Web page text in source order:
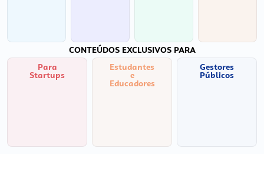
CONTEÚDOS EXCLUSIVOS PARA
Para
Startups
Estudantes
e
Educadores
Gestores
Públicos